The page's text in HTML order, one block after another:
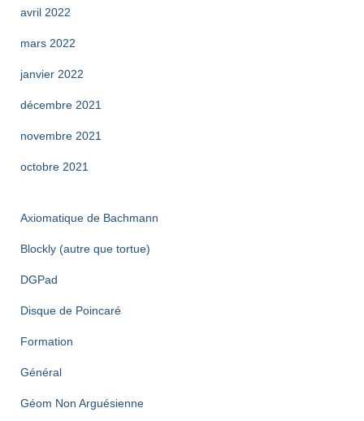
avril 2022
mars 2022
janvier 2022
décembre 2021
novembre 2021
octobre 2021
Axiomatique de Bachmann
Blockly (autre que tortue)
DGPad
Disque de Poincaré
Formation
Général
Géom Non Arguésienne